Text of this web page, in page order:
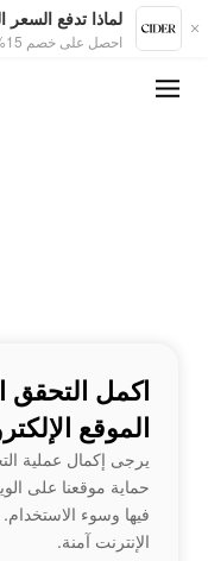
لماذا تدفع السعر
احصل على خصم 15% في التطبيق
اكمل التحقق
الموقع
يرجى إكمال عملية
حماية موقعنا على
فيها وسوء
الإنترنت آمنة.